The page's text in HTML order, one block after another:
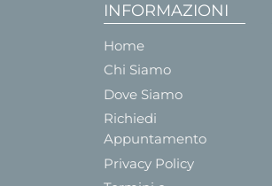
INFORMAZIONI
Home
Chi Siamo
Dove Siamo
Richiedi
Appuntamento
Privacy Policy